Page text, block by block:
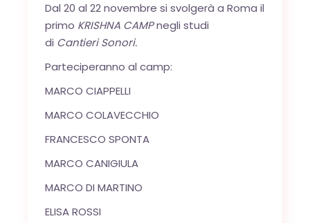
Dal 20 al 22 novembre si svolgerà a Roma il
primo KRISHNA CAMPnegli studi
di Cantieri Sonori.
Parteciperanno al camp:
MARCO CIAPPELLI
MARCO COLAVECCHIO
FRANCESCO SPONTA
MARCO CANIGIULA
MARCO DI MARTINO
ELISA ROSSI